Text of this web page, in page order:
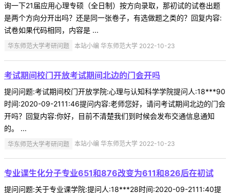
询一下21届应用心理专硕（全日制）按方向录取，那初试的试卷出题
是两个方向分开出吗？还是同一张卷子，有选做题之类的？回复内容:
试卷如果代码相同，内容是 ...
华东师范大学考研问题 本站小编 华东师范大学 2022-10-23
考试期间校门开放考试期间北边的门会开吗
提问问题:考试期间校门开放学院:心理与认知科学学院提问人:18***90
时间:2020-09-2111:46提问内容:老师您好，请问考试期间北边的门会
开吗？回复内容:你好，目前不清楚我们到时候会发布交通信息通知
的。 ...
华东师范大学考研问题 本站小编 华东师范大学 2022-10-23
专业课生化分子专业651和876改变为611和826后在初试
提问问题:关于专业课学院:提问人:18***28时间:2020-09-2111:40提